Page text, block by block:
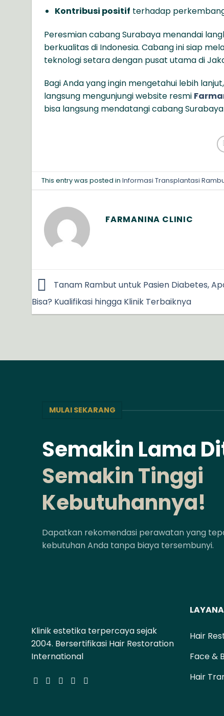
Kontribusi positif terhadap
Peresmian cabang Surabaya menandai
berkualitas di Indonesia. Cabang ini siap
teknologi setara dengan pusat utama di
Bagi Anda yang ingin mengetahui lebih
langsung mengunjungi website resmi
bisa langsung mendatangi cabang
This entry was posted inInformasi Transplantasi
FARMANINA CLINIC
Tanam Rambut untuk Pasien Diabetes,
Bisa? Kualifikasi hingga Klinik Terbaiknya
MULAI SEKARANG
Semakin Lama
Semakin Tinggi
Kebutuhannya!
Dapatkan rekomendasi perawatan yang
kebutuhan Anda tanpa biaya tersembunyi.
Klinik estetika terpercaya sejak
2004. Bersertifikasi Hair Restoration
International
Hair
Face &
Hair